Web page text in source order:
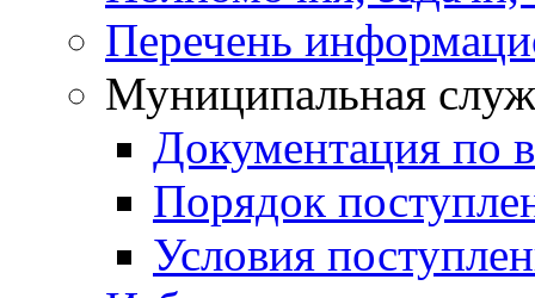
Перечень
Муниципальная
Документация по
Порядок
Условия